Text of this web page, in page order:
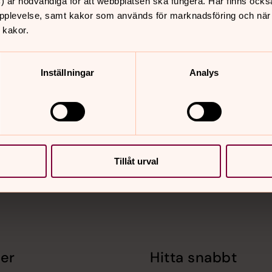
samt kakor som används för marknadsföring och
Inställningar Analys
Tillåt urval
Hitta snabbt